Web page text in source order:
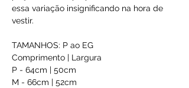
essa variação insignificando na hora de
vestir.
TAMANHOS: P ao EG
Comprimento | Largura
P - 64cm | 50cm
M - 66cm | 52cm